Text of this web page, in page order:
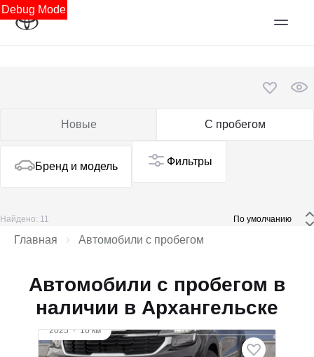
Debug Mode
Новые С пробегом
Бренд и модель Фильтры
Найдено: 11
Главная Автомобили с пробегом
Автомобили с пробегом в
наличии в Архангельске
2025·10 км
Kia Seltos